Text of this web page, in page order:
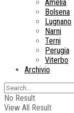
Amelia
Bolsena
Lugnano
Narni
Terni
Perugia
Viterbo
Archivio
No Result
View All Result